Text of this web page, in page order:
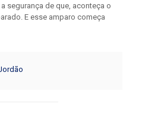
segurança de que, aconteça o
E esse amparo começa